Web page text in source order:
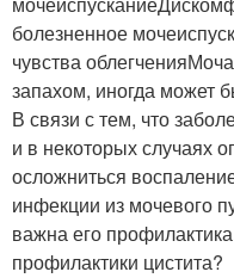
болезненное
чувства
запахом, иногда может
В связи с тем, что
и в некоторых случаях
осложниться
инфекции из мочевого
важна его
профилактики цистита?